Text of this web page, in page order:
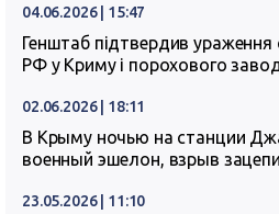
04.06.2026 | 15:47
Генштаб підтвердив
РФ у Криму і порохового
02.06.2026 | 18:11
В Крыму ночью на станции
военный эшелон, взрыв
23.05.2026 | 11:10